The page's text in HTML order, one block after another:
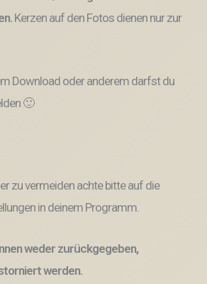
Kerzen auf den Fotos dienen nur zur
Download oder anderem darfst du
🙂
zu vermeiden achte bitte auf die
in deinem Programm.
weder zurückgegeben,
werden.